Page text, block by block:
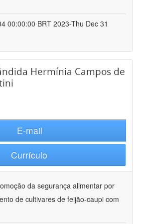
00:00:00 BRT 2023-Thu Dec 31
Hermínia Campos de
E-mail
Currículo
da segurança alimentar por
de cultivares de feijão-caupi com